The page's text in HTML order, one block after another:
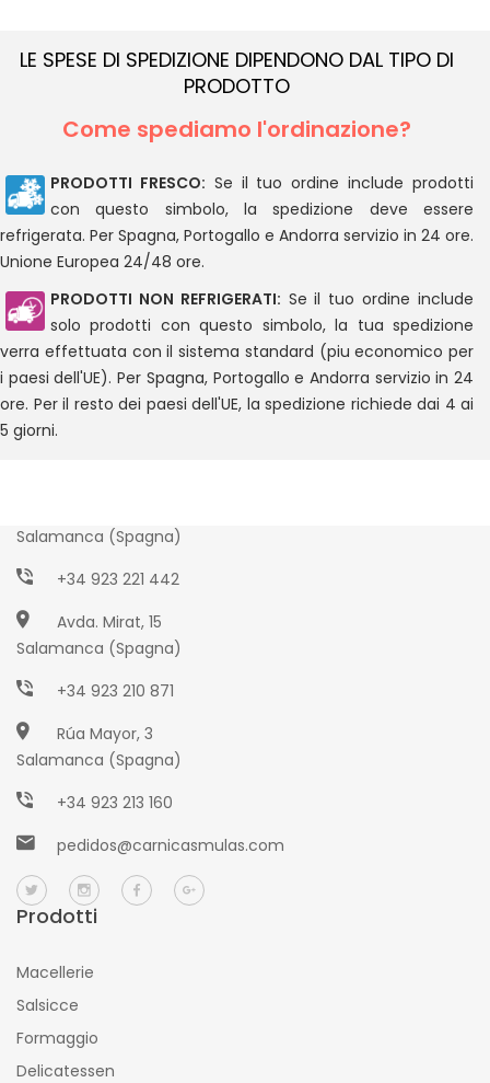
LE SPESE DI SPEDIZIONE DIPENDONO DAL TIPO DI
PRODOTTO
Come spediamo l'ordinazione?
PRODOTTI FRESCO: Se il tuo ordine include prodotti
con questo simbolo, la spedizione deve essere
refrigerata. Per Spagna, Portogallo e Andorra servizio in 24 ore.
Unione Europea 24/48 ore.
PRODOTTI NON REFRIGERATI: Se il tuo ordine include
solo prodotti con questo simbolo, la tua spedizione
verra effettuata con il sistema standard (piu economico per
i paesi dell'UE). Per Spagna, Portogallo e Andorra servizio in 24
ore. Per il resto dei paesi dell'UE, la spedizione richiede dai 4 ai
5 giorni.
Salamanca (Spagna)
+34 923 221 442
Avda. Mirat, 15
Salamanca (Spagna)
+34 923 210 871
Rúa Mayor, 3
Salamanca (Spagna)
+34 923 213 160
pedidos@carnicasmulas.com
Prodotti
Macellerie
Salsicce
Formaggio
Delicatessen